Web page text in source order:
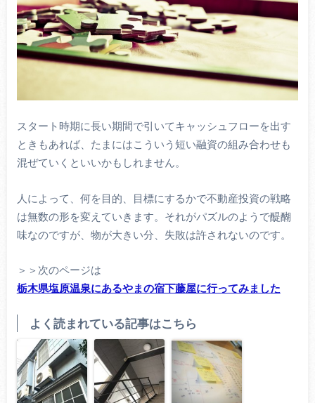
スタート時期に長い期間で引いてキャッシュフローを出す
ときもあれば、たまにはこういう短い融資の組み合わせも
混ぜていくといいかもしれません。
人によって、何を目的、目標にするかで不動産投資の戦略
は無数の形を変えていきます。それがパズルのようで醍醐
味なのですが、物が大きい分、失敗は許されないのです。
＞＞次のページは
栃木県塩原温泉にあるやまの宿下藤屋に行ってみました
よく読まれている記事はこちら